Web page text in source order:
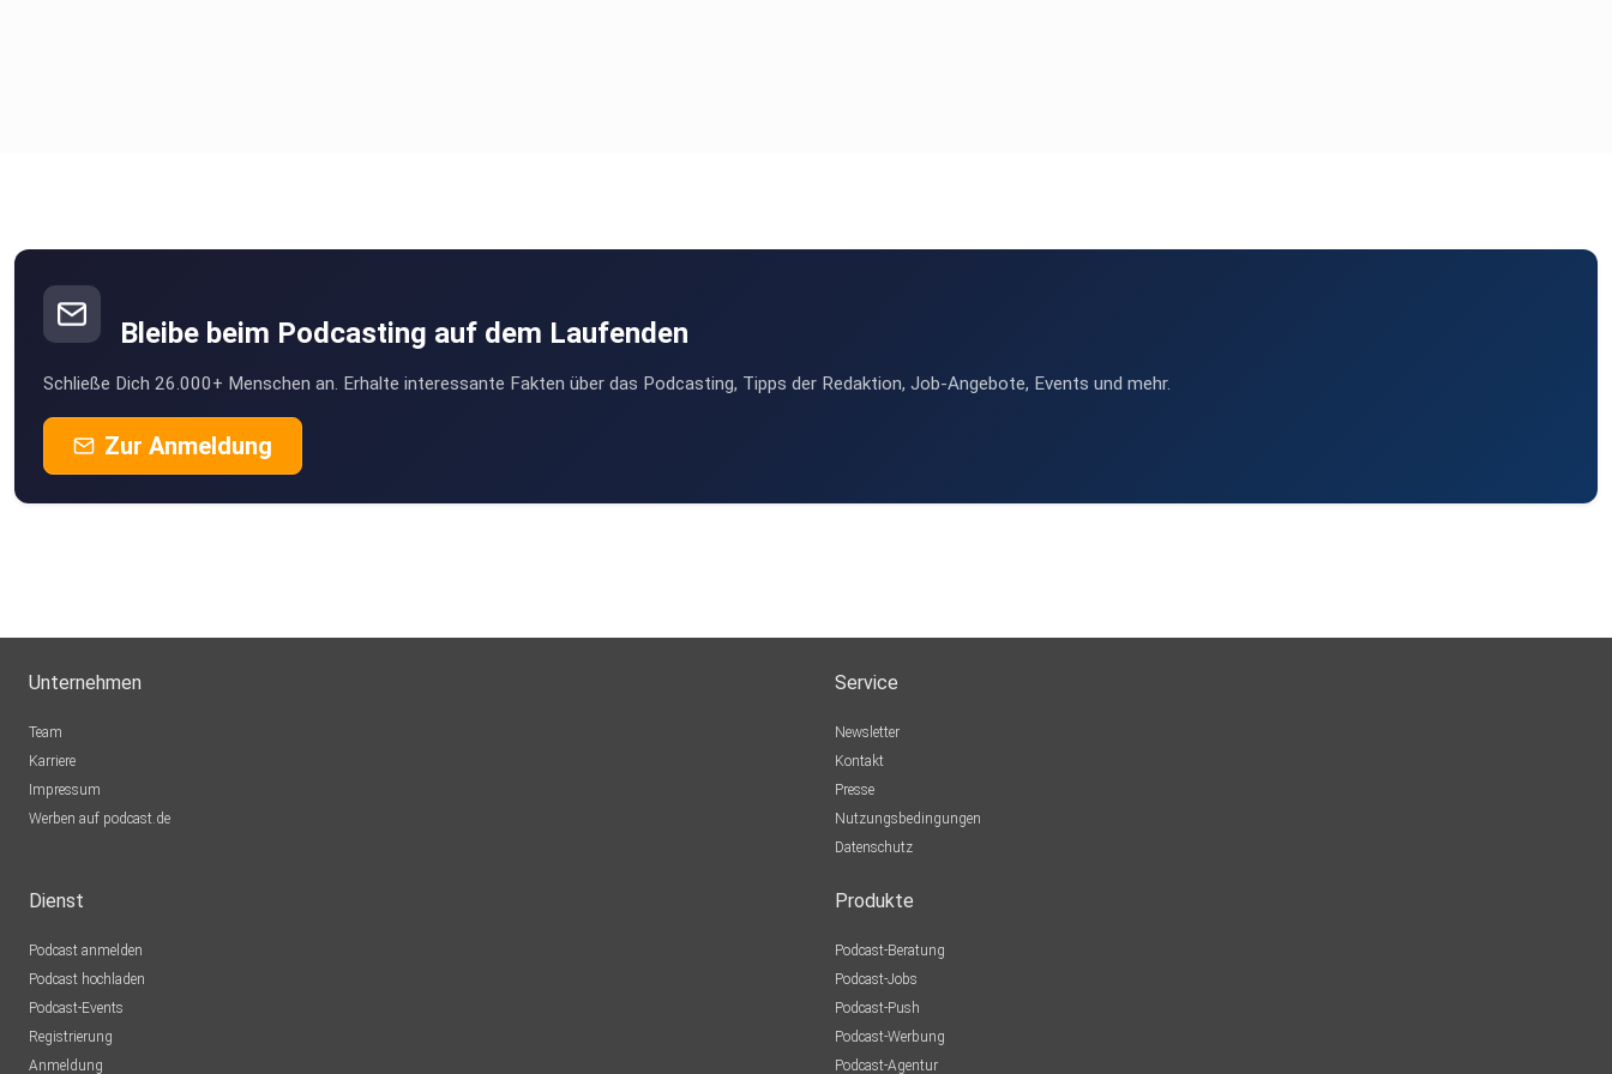
Bleibe beim Podcasting auf dem Laufenden
Schließe Dich 26.000+ Menschen an. Erhalte interessante Fakten über das Podcasting, Tipps der Redaktion, Job-Angebote, Events und mehr.
Zur Anmeldung
Unternehmen
Team
Karriere
Impressum
Werben auf podcast.de
Service
Newsletter
Kontakt
Presse
Nutzungsbedingungen
Datenschutz
Dienst
Podcast anmelden
Podcast hochladen
Podcast-Events
Registrierung
Anmeldung
Produkte
Podcast-Beratung
Podcast-Jobs
Podcast-Push
Podcast-Werbung
Podcast-Agentur